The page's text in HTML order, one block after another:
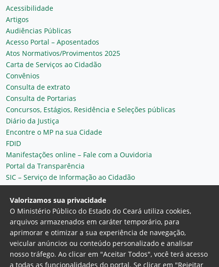
Acessibilidade
Artigos
Audiências Públicas
Acesso Portal – Aposentados
Atos Normativos/Provimentos 2025
Carta de Serviços ao Cidadão
Convênios
Consulta de extrato
Consulta de Portarias
Concursos, Estágios, Residência e Seleções públicas
Diário da Justiça
Encontre o MP na sua Cidade
FDID
Manifestações online – Fale com a Ouvidoria
Portal da Transparência
SIC – Serviço de Informação ao Cidadão
Plantão MP do Ceará
Secretaria Geral
Valorizamos sua privacidade
O Ministério Público do Estado do Ceará utiliza cookies,
arquivos armazenados em caráter temporário, para
aprimorar e otimizar a sua experiência de navegação,
veicular anúncios ou conteúdo personalizado e analisar
nosso tráfego. Ao clicar em "Aceitar Todos", você terá acesso
a todas as funcionalidades do portal. Se clicar em "Rejeitar